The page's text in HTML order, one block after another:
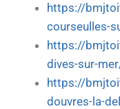
https://
courseulles-
https://
dives-sur-
https://
douvres-la-